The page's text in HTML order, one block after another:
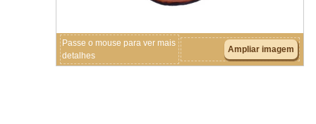
Passe o mouse para ver mais
detalhes
Ampliar imagem